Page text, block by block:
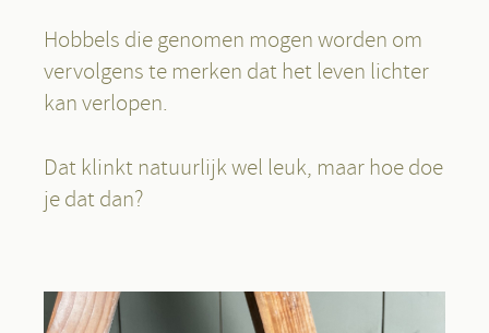
Hobbels die genomen mogen worden om
vervolgens te merken dat het leven lichter
kan verlopen.
Dat klinkt natuurlijk wel leuk, maar hoe doe
je dat dan?